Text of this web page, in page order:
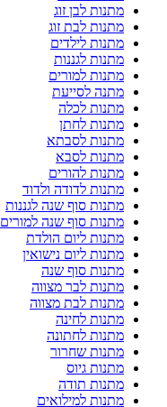
מתנות לבן זוג
מתנות לבת זוג
מתנות לילדים
מתנות לגננות
מתנות למורים
מתנה לסייעת
מתנות לכלה
מתנות לחתן
מתנות לסבתא
מתנות לסבא
מתנות להורים
מתנות לדודה ולדוד
מתנות סוף שנה לגננות
מתנות סוף שנה למורים
מתנות ליום הולדת
מתנות ליום נישואין
מתנות סוף שנה
מתנות לבר מצווה
מתנות לבת מצווה
מתנות לחינה
מתנות לחתונה
מתנות שחרור
מתנות גיוס
מתנות תודה
מתנות למילואים